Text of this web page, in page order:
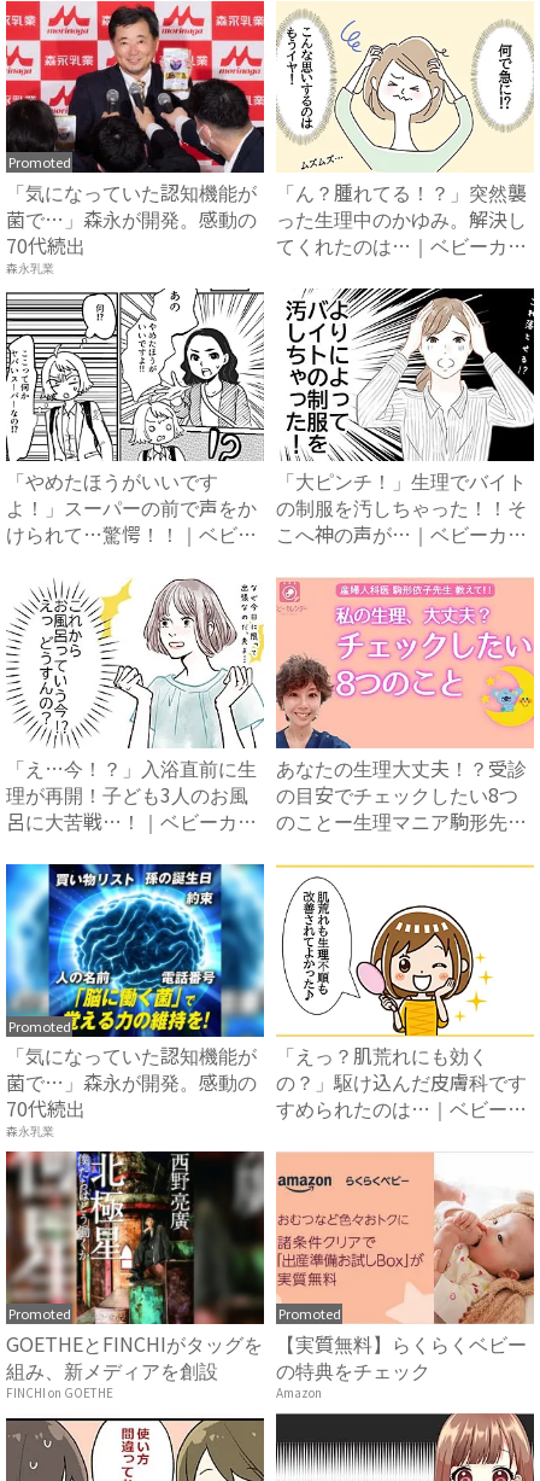
Promoted
「気になっていた認知機能が
菌で…」森永が開発。感動の
70代続出
森永乳業
「ん？腫れてる！？」突然襲
った生理中のかゆみ。解決し
てくれたのは…｜ベビーカレ
「やめたほうがいいです
よ！」スーパーの前で声をか
けられて…驚愕！！｜ベビー
「大ピンチ！」生理でバイト
の制服を汚しちゃった！！そ
こへ神の声が…｜ベビーカレ
「え…今！？」入浴直前に生
理が再開！子ども3人のお風
呂に大苦戦…！｜ベビーカレ
あなたの生理大丈夫！？受診
の目安でチェックしたい8つ
のことー生理マニア駒形先生
Promoted
「気になっていた認知機能が
菌で…」森永が開発。感動の
70代続出
森永乳業
「えっ？肌荒れにも効く
の？」駆け込んだ皮膚科です
すめられたのは…｜ベビーカ
Promoted
GOETHEとFINCHIがタッグを
組み、新メディアを創設
FINCHI on GOETHE
Promoted
【実質無料】らくらくベビー
の特典をチェック
Amazon